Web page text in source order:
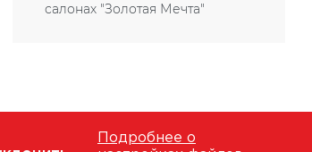
салонах "Золотая Мечта"
Подробнее о